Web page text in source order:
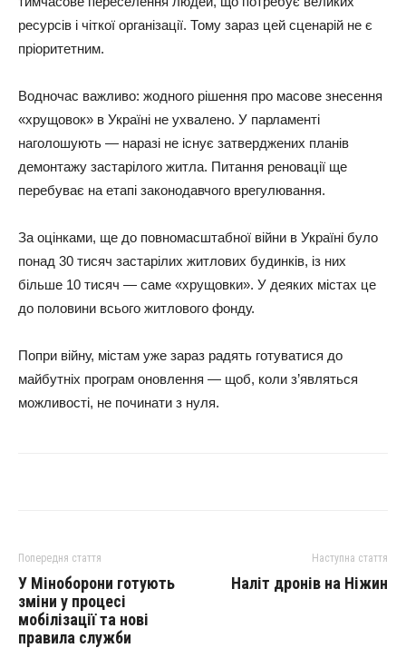
ресурсів і чіткої організації. Тому зараз цей сценарій не є
пріоритетним.
Водночас важливо: жодного рішення про масове знесення
«хрущовок» в Україні не ухвалено. У парламенті
наголошують — наразі не існує затверджених планів
демонтажу застарілого житла. Питання реновації ще
перебуває на етапі законодавчого врегулювання.
За оцінками, ще до повномасштабної війни в Україні було
понад 30 тисяч застарілих житлових будинків, із них
більше 10 тисяч — саме «хрущовки». У деяких містах це
до половини всього житлового фонду.
Попри війну, містам уже зараз радять готуватися до
майбутніх програм оновлення — щоб, коли з’являться
можливості, не починати з нуля.
Попередня стаття
У Міноборони готують
зміни у процесі
мобілізації та нові
правила служби
Наступна стаття
Наліт дронів на Ніжин